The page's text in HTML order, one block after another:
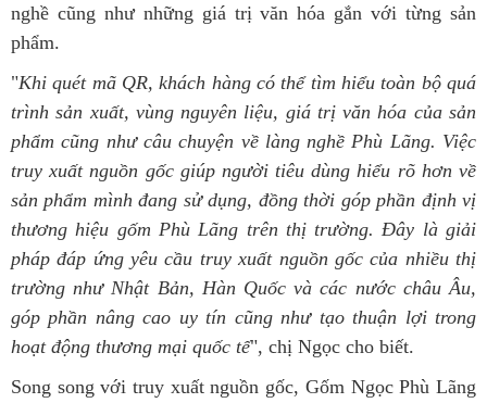
nghề cũng như những giá trị văn hóa gắn với từng sản
phẩm.
"Khi quét mã QR, khách hàng có thể tìm hiểu toàn bộ quá
trình sản xuất, vùng nguyên liệu, giá trị văn hóa của sản
phẩm cũng như câu chuyện về làng nghề Phù Lãng. Việc
truy xuất nguồn gốc giúp người tiêu dùng hiểu rõ hơn về
sản phẩm mình đang sử dụng, đồng thời góp phần định vị
thương hiệu gốm Phù Lãng trên thị trường. Đây là giải
pháp đáp ứng yêu cầu truy xuất nguồn gốc của nhiều thị
trường như Nhật Bản, Hàn Quốc và các nước châu Âu,
góp phần nâng cao uy tín cũng như tạo thuận lợi trong
hoạt động thương mại quốc tế", chị Ngọc cho biết.
Song song với truy xuất nguồn gốc, Gốm Ngọc Phù Lãng